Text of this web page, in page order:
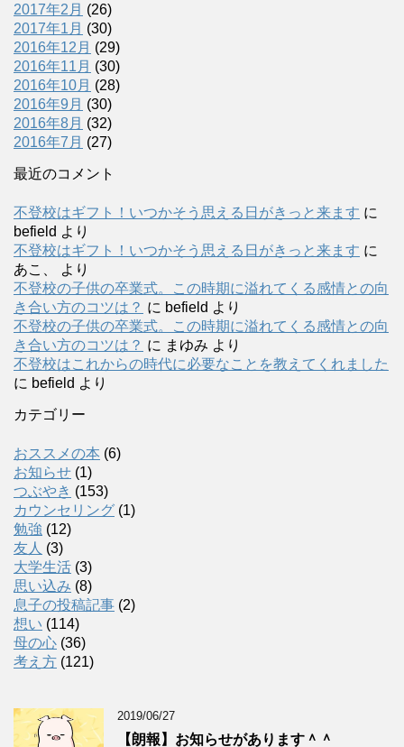
2017年2月 (26)
2017年1月 (30)
2016年12月 (29)
2016年11月 (30)
2016年10月 (28)
2016年9月 (30)
2016年8月 (32)
2016年7月 (27)
最近のコメント
不登校はギフト！いつかそう思える日がきっと来ます に
befield より
不登校はギフト！いつかそう思える日がきっと来ます に
あこ、
より
不登校の子供の卒業式。この時期に溢れてくる感情との向
き合い方のコツは？ に befield より
不登校の子供の卒業式。この時期に溢れてくる感情との向
き合い方のコツは？ に まゆみ より
不登校はこれからの時代に必要なことを教えてくれました
に befield より
カテゴリー
おススメの本 (6)
お知らせ (1)
つぶやき (153)
カウンセリング (1)
勉強 (12)
友人 (3)
大学生活 (3)
思い込み (8)
息子の投稿記事 (2)
想い (114)
母の心 (36)
考え方 (121)
2019/06/27
【朗報】お知らせがあります＾＾